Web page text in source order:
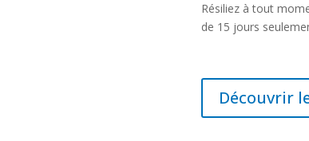
Résiliez à tout
de 15 jours
Découvrir